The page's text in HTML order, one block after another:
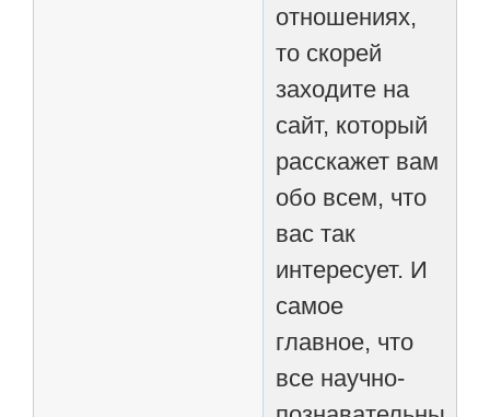
отношениях,
то скорей
заходите на
сайт, который
расскажет вам
обо всем, что
вас так
интересует. И
самое
главное, что
все научно-